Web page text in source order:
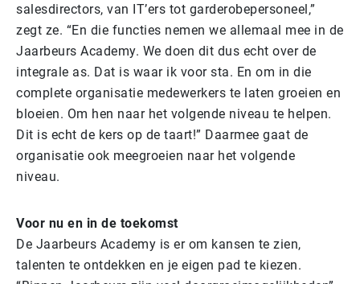
salesdirectors, van IT’ers tot garderobepersoneel,”
zegt ze. “En die functies nemen we allemaal mee in de
Jaarbeurs Academy. We doen dit dus echt over de
integrale as. Dat is waar ik voor sta. En om in die
complete organisatie medewerkers te laten groeien en
bloeien. Om hen naar het volgende niveau te helpen.
Dit is echt de kers op de taart!” Daarmee gaat de
organisatie ook meegroeien naar het volgende
niveau.
Voor nu en in de toekomst
De Jaarbeurs Academy is er om kansen te zien,
talenten te ontdekken en je eigen pad te kiezen.